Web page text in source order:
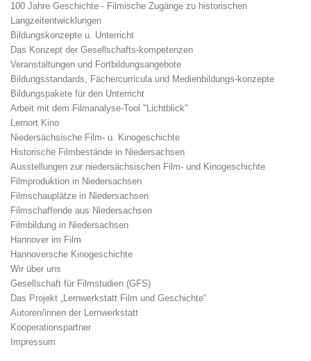
100 Jahre Geschichte - Filmische Zugänge zu historischen
Langzeitentwicklungen
Bildungskonzepte u. Unterricht
Das Konzept der Gesellschafts-kompetenzen
Veranstaltungen und Fortbildungsangebote
Bildungsstandards, Fächercurricula und Medienbildungs-konzepte
Bildungspakete für den Unterricht
Arbeit mit dem Filmanalyse-Tool "Lichtblick"
Lernort Kino
Niedersächsische Film- u. Kinogeschichte
Historische Filmbestände in Niedersachsen
Ausstellungen zur niedersächsischen Film- und Kinogeschichte
Filmproduktion in Niedersachsen
Filmschauplätze in Niedersachsen
Filmschaffende aus Niedersachsen
Filmbildung in Niedersachsen
Hannover im Film
Hannoversche Kinogeschichte
Wir über uns
Gesellschaft für Filmstudien (GFS)
Das Projekt „Lernwerkstatt Film und Geschichte“
Autoren/innen der Lernwerkstatt
Kooperationspartner
Impressum